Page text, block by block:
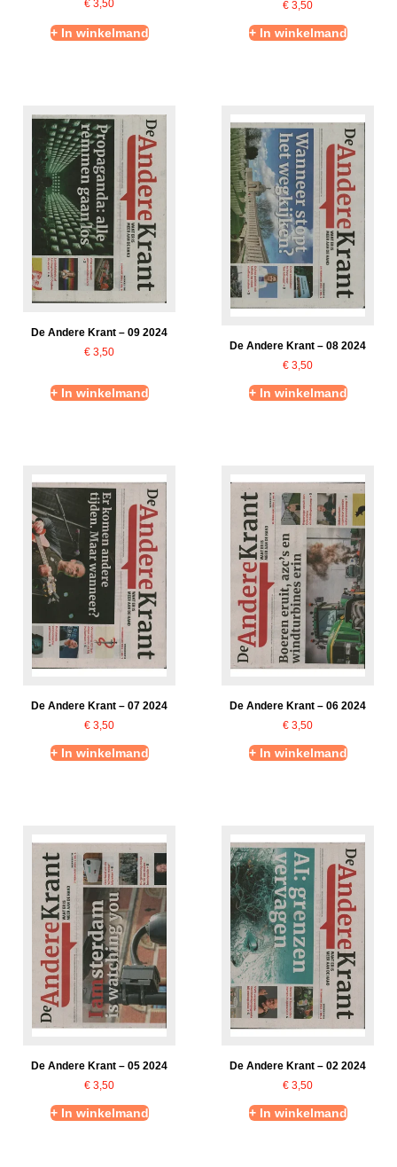
€ 3,50
+ In winkelmand
€ 3,50
+ In winkelmand
De Andere Krant – 09 2024
€ 3,50
+ In winkelmand
De Andere Krant – 08 2024
€ 3,50
+ In winkelmand
De Andere Krant – 07 2024
€ 3,50
+ In winkelmand
De Andere Krant – 06 2024
€ 3,50
+ In winkelmand
De Andere Krant – 05 2024
€ 3,50
+ In winkelmand
De Andere Krant – 02 2024
€ 3,50
+ In winkelmand